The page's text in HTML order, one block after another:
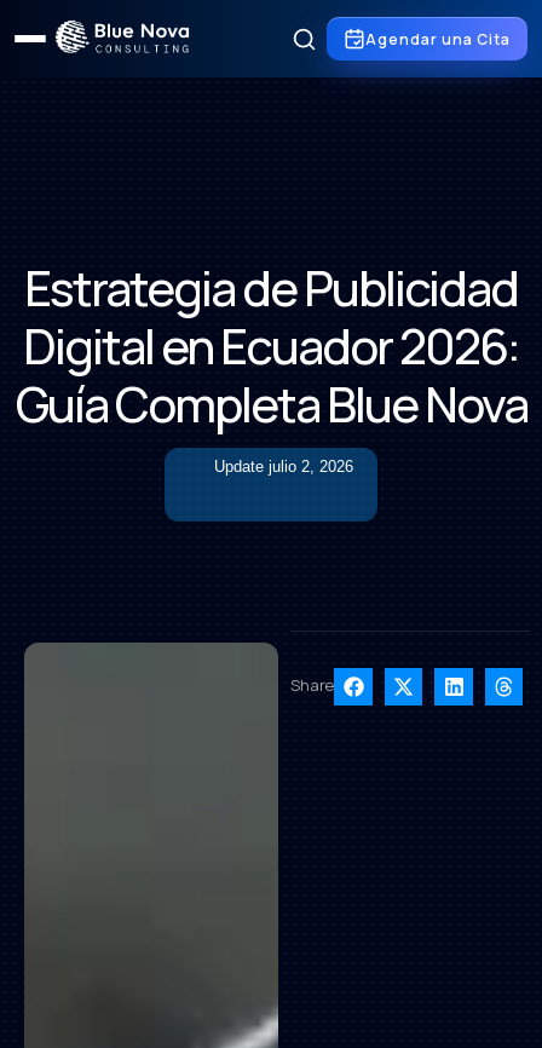
Agendar una Cita
Estrategia de Publicidad
Digital en Ecuador 2026:
Guía Completa Blue Nova
Update julio 2, 2026
Share